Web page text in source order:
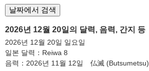
2026년 12월 20일의 달력, 음력, 간지 등
2026년 12월 20일 일요일
일본 달력：Reiwa 8
음력：2026년 11월 12일 仏滅 (Butsumetsu)